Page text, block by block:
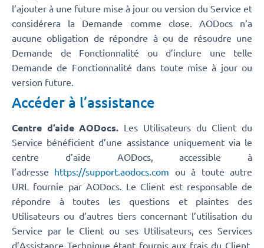
l’ajouter à une future mise à jour ou version du Service et
considérera la Demande comme close. AODocs n’a
aucune obligation de répondre à ou de résoudre une
Demande de Fonctionnalité ou d’inclure une telle
Demande de Fonctionnalité dans toute mise à jour ou
version future.
Accéder à l’assistance
Centre d’aide AODocs. Les Utilisateurs du Client du
Service bénéficient d’une assistance uniquement via le
centre d’aide AODocs, accessible à
l’adresse https://support.aodocs.com ou à toute autre
URL fournie par AODocs. Le Client est responsable de
répondre à toutes les questions et plaintes des
Utilisateurs ou d’autres tiers concernant l’utilisation du
Service par le Client ou ses Utilisateurs, ces Services
d’Assistance Technique étant fournis aux frais du Client.